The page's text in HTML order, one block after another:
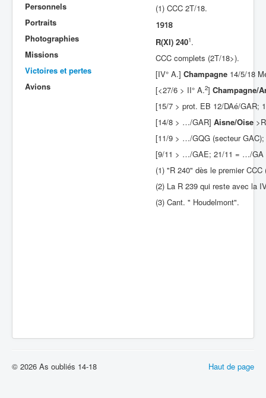
Formation
Doctrines
Batailles
Personnels
Portraits
Photographies
Missions
Victoires et pertes
Avions
(1) CCC 2T/18.
1918
R(XI) 2401.
CCC complets (2T/18>).
[IV° A.] Champagne 14/5/18
[<27/6 > II° A.2] Champagne/
[15/7 > prot. EB 12/DAé/
[14/8 > …/GAR] Aisne/Oise
[11/9 > …/GQG (secteur
[9/11 > …/GAE; 21/11 = …/GA
(1) "R 240" dès le premier CCC
(2) La R 239 qui reste avec la
(3) Cant. " Houdelmont".
Haut de page
© 2026 As oubliés 14-18